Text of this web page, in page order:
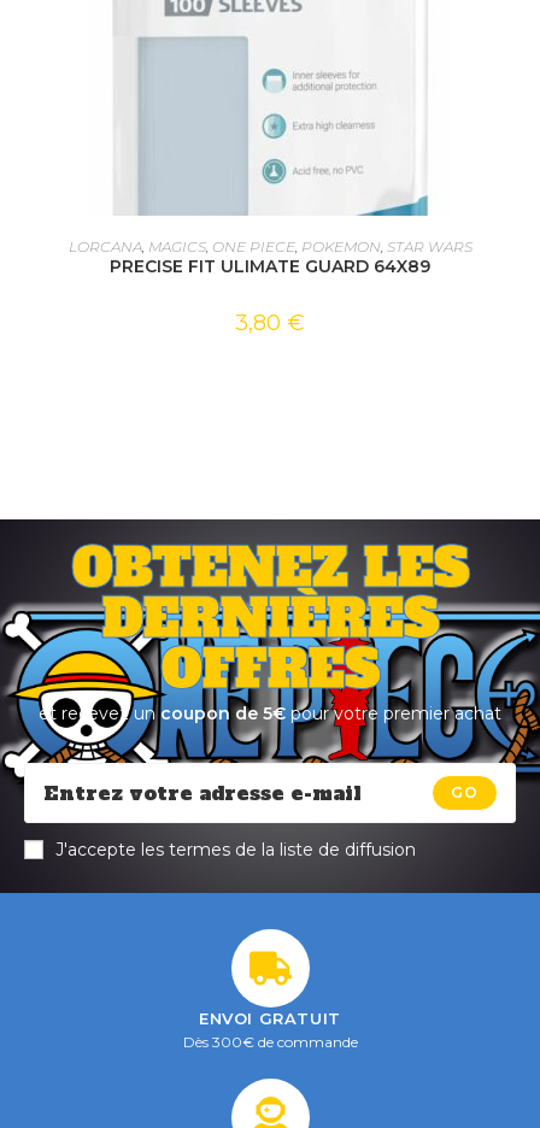
AJOUTER AU PANIER
LORCANA, MAGICS, ONE PIECE, POKEMON, STAR WARS
PRECISE FIT ULIMATE GUARD 64X89
3,80 €
OBTENEZ LES
DERNIÈRES
OFFRES
et recevez un coupon de 5€ pour votre premier achat
GO
J'accepte les termes de la liste de diffusion
ENVOI GRATUIT
Dès 300€ de commande